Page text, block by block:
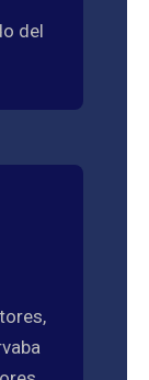
del